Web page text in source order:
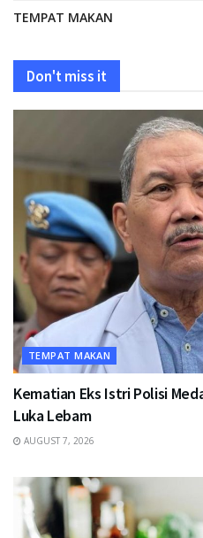
TEMPAT MAKAN
Don't miss it
TEMPAT MAKAN
Kematian Eks Istri Polisi
Luka Lebam
AUGUST 7, 2026